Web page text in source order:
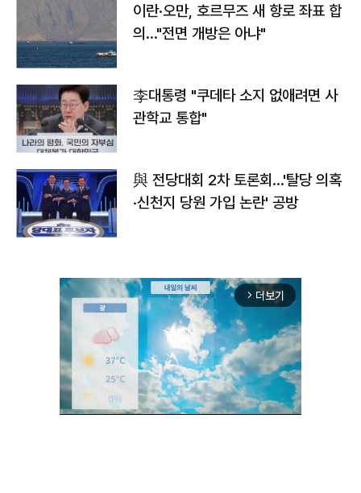
이란·오만, 호르무즈 새 항로 좌표 합
의…"전면 개방은 아냐"
李대통령 "쿠데타 소지 없애려면 사
관학교 통합"
與 전당대회 2차 토론회…'탈당 의혹
·신천지 당원 가입 논란' 공방
arrow_forward_ios 더보기